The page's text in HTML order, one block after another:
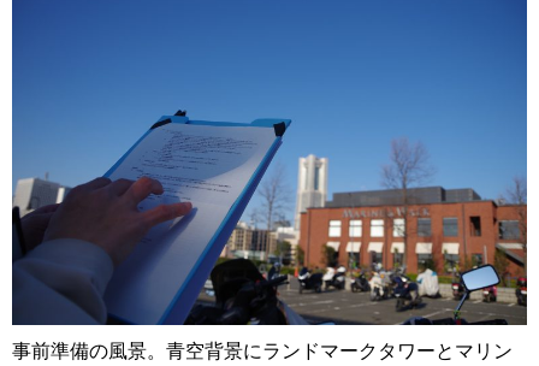
事前準備の風景。青空背景にランドマークタワーとマリン